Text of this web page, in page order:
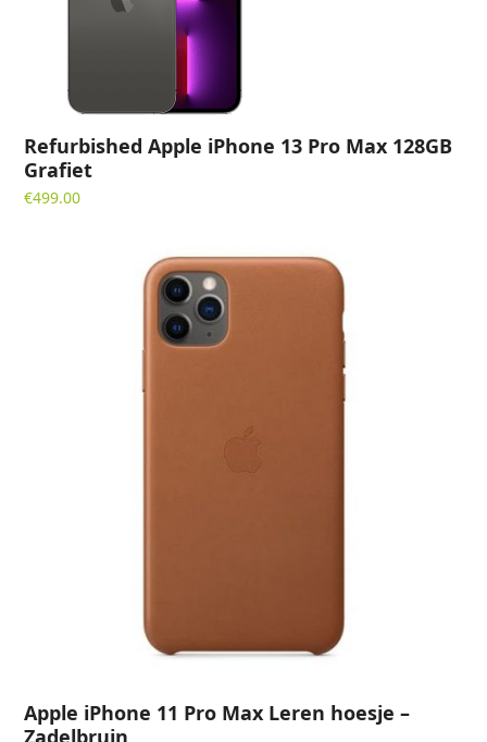
Refurbished Apple iPhone 13 Pro Max 128GB
Grafiet
€499.00
Apple iPhone 11 Pro Max Leren hoesje –